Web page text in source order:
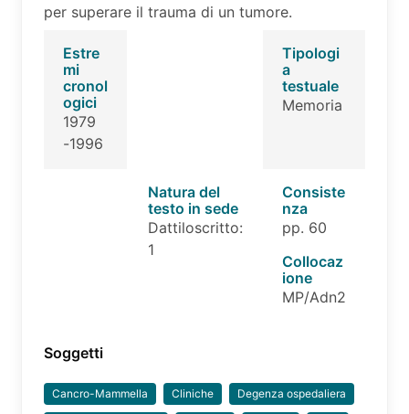
per superare il trauma di un tumore.
Estre
mi
cronol
ogici
1979
-1996
Tipologi
a
testuale
Memoria
Natura del
testo in sede
Dattiloscritto:
1
Consiste
nza
pp. 60
Collocaz
ione
MP/Adn2
Soggetti
Cancro-Mammella Cliniche Degenza ospedaliera